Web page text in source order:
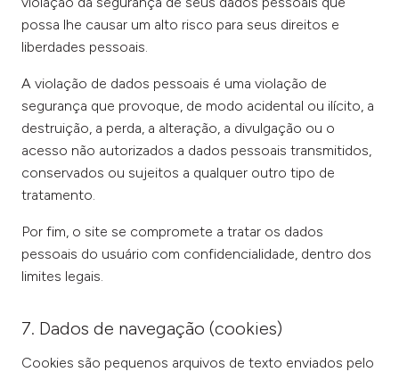
possa lhe causar um alto risco para seus direitos e
liberdades pessoais.
A violação de dados pessoais é uma violação de
segurança que provoque, de modo acidental ou ilícito, a
destruição, a perda, a alteração, a divulgação ou o
acesso não autorizados a dados pessoais transmitidos,
conservados ou sujeitos a qualquer outro tipo de
tratamento.
Por fim, o site se compromete a tratar os dados
pessoais do usuário com confidencialidade, dentro dos
limites legais.
7. Dados de navegação (cookies)
Cookies são pequenos arquivos de texto enviados pelo